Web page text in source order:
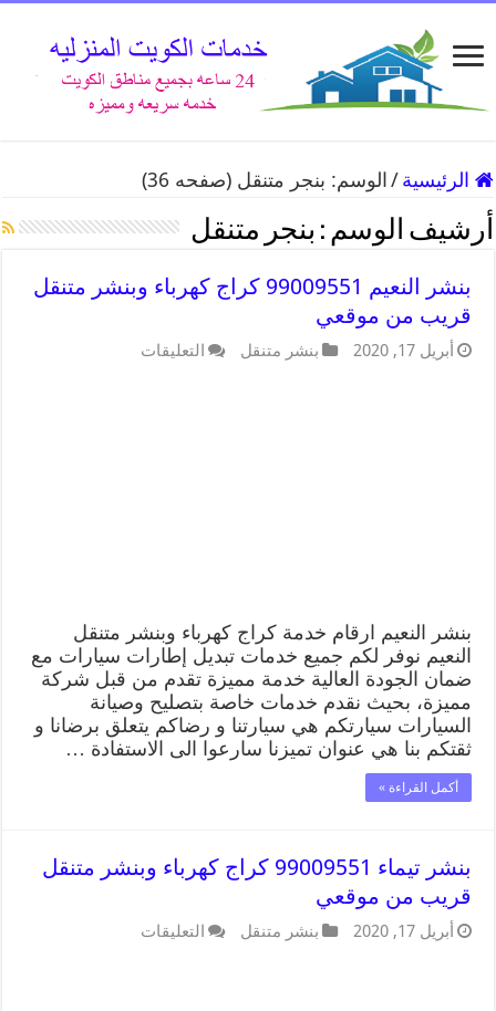
الرئيسية / الوسم: بنجر متنقل (صفحه 36)
أرشيف الوسم : بنجر متنقل
بنشر النعيم 99009551 كراج كهرباء وبنشر متنقل
قريب من موقعي
أبريل 17, 2020 بنشر متنقل التعليقات
بنشر النعيم ارقام خدمة كراج كهرباء وبنشر متنقل
النعيم نوفر لكم جميع خدمات تبديل إطارات سيارات مع
ضمان الجودة العالية خدمة مميزة تقدم من قبل شركة
مميزة، بحيث نقدم خدمات خاصة بتصليح وصيانة
السيارات سيارتكم هي سيارتنا و رضاكم يتعلق برضانا و
ثقتكم بنا هي عنوان تميزنا سارعوا الى الاستفادة …
أكمل القراءة »
بنشر تيماء 99009551 كراج كهرباء وبنشر متنقل
قريب من موقعي
أبريل 17, 2020 بنشر متنقل التعليقات